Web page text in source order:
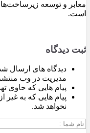
معابر و توسعه
است.
ثبت دیدگاه
دیدگاه های ارسال
مدیریت در وب
پیام هایی که حاوی
پیام هایی که به غیر
نخواهد شد.